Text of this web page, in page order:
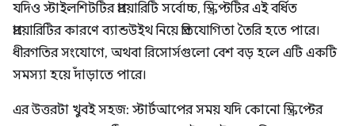
যদিও স্টাইলশিটটির প্রায়োরিটি সর্বোচ্চ, স্ক্রিপ্টটির এই বর্ধিত
প্রায়োরিটির কারণে ব্যান্ডউইথ নিয়ে প্রতিযোগিতা তৈরি হতে পারে।
ধীরগতির সংযোগে, অথবা রিসোর্সগুলো বেশ বড় হলে এটি একটি
সমস্যা হয়ে দাঁড়াতে পারে।
এর উত্তরটা খুবই সহজ: স্টার্টআপের সময় যদি কোনো স্ক্রিপ্টের